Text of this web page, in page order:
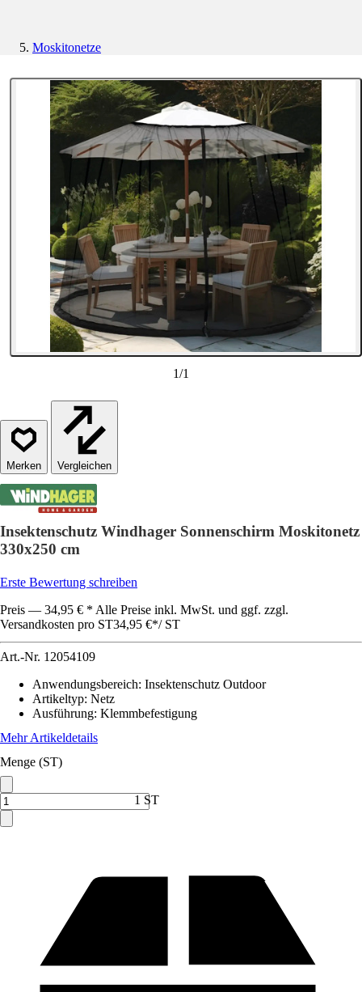
Moskitonetze
1/1
Vergleichen
Insektenschutz Windhager Sonnenschirm Moskitonetz
330x250 cm
Erste Bewertung schreiben
Preis — 34,95 € * Alle Preise inkl. MwSt. und ggf. zzgl.
Versandkosten pro ST34,95 €*/ ST
Art.-Nr. 12054109
Anwendungsbereich: Insektenschutz Outdoor
Artikeltyp: Netz
Ausführung: Klemmbefestigung
Mehr Artikeldetails
Menge (ST)
1 ST